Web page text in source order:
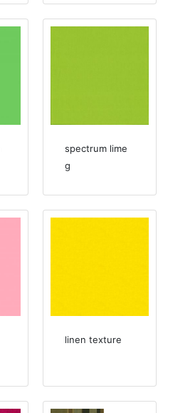
spectrum lime
g
linen texture